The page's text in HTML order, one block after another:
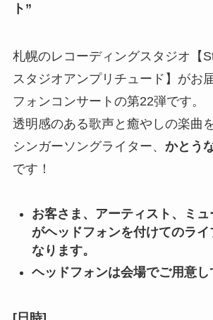
ト ”
札幌のレコーディングスタジオ【
スタジオアンプリチュード】がお
フォンコンサートの第22弾です。
透明感のある歌声と癒やしの楽曲
シンガーソングライター、 かとう
です！
お客さま、アーティスト、ミ
がヘッドフォンを付けてのライ
なります。
ヘッドフォンは会場でご用意し